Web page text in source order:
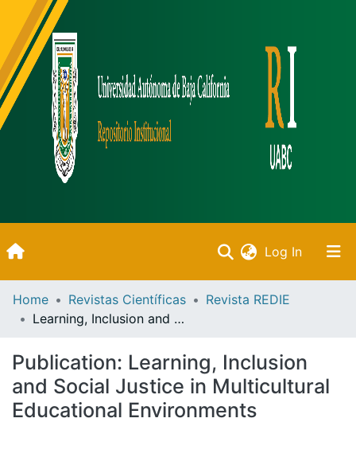
Log In(current)
Inicio
Communities & Collections
All of DSpace
Statistics
Home Revistas Científicas
Revista REDIE
Learning, Inclusion and Social Justice in Multicultural Educational Environments
Publication: Learning, Inclusion
and Social Justice in Multicultural
Educational Environments